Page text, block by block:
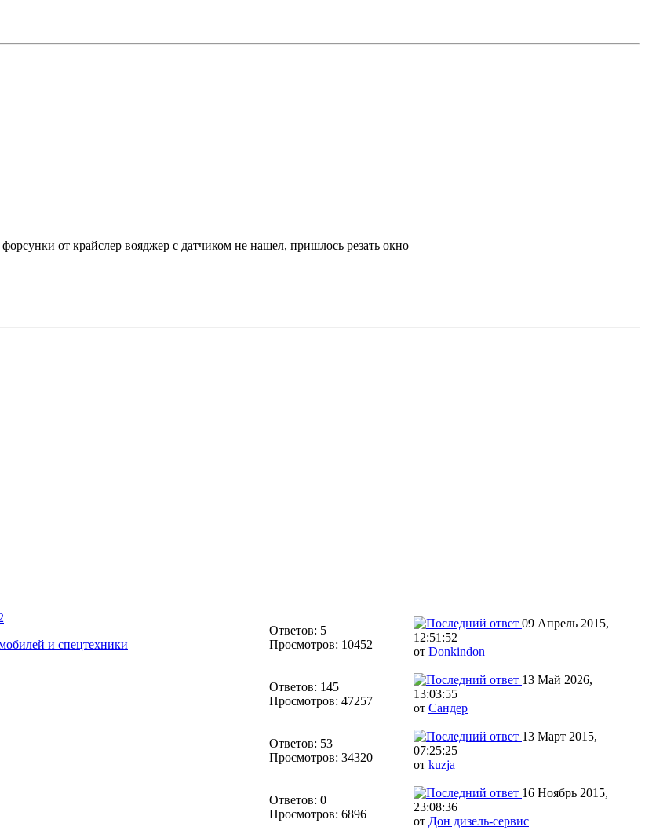
от крайслер вояджер с датчиком не нашел, пришлось резать окно
и спецтехники
Ответов: 5
Просмотров: 10452
09 Апрель 2015,
12:51:52
от Donkindon
Ответов: 145
Просмотров: 47257
13 Май 2026,
13:03:55
от Сандер
Ответов: 53
Просмотров: 34320
13 Март 2015,
07:25:25
от kuzja
Ответов: 0
Просмотров: 6896
16 Ноябрь 2015,
23:08:36
от Дон дизель-сервис